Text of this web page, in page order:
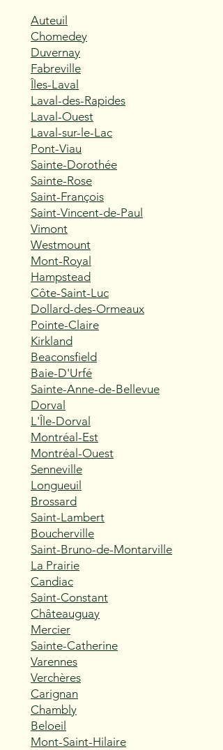
Auteuil
Chomedey
Duvernay
Fabreville
Îles-Laval
Laval-des-Rapides
Laval-Ouest
Laval-sur-le-Lac
Pont-Viau
Sainte-Dorothée
Sainte-Rose
Saint-François
Saint-Vincent-de-Paul
Vimont
Westmount
Mont-Royal
Hampstead
Côte-Saint-Luc
Dollard-des-Ormeaux
Pointe-Claire
Kirkland
Beaconsfield
Baie-D'Urfé
Sainte-Anne-de-Bellevue
Dorval
L'Île-Dorval
Montréal-Est
Montréal-Ouest
Senneville
Longueuil
Brossard
Saint-Lambert
Boucherville
Saint-Bruno-de-Montarville
La Prairie
Candiac
Saint-Constant
Châteauguay
Mercier
Sainte-Catherine
Varennes
Verchères
Carignan
Chambly
Beloeil
Mont-Saint-Hilaire